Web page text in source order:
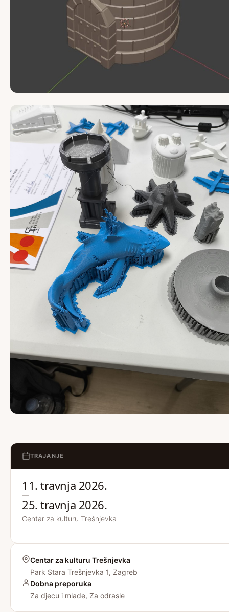
TRAJANJE
11. travnja 2026.
—
25. travnja 2026.
Centar za kulturu Trešnjevka
Centar za kulturu Trešnjevka
Park Stara Trešnjevka 1, Zagreb
Dobna preporuka
Za djecu i mlade, Za odrasle